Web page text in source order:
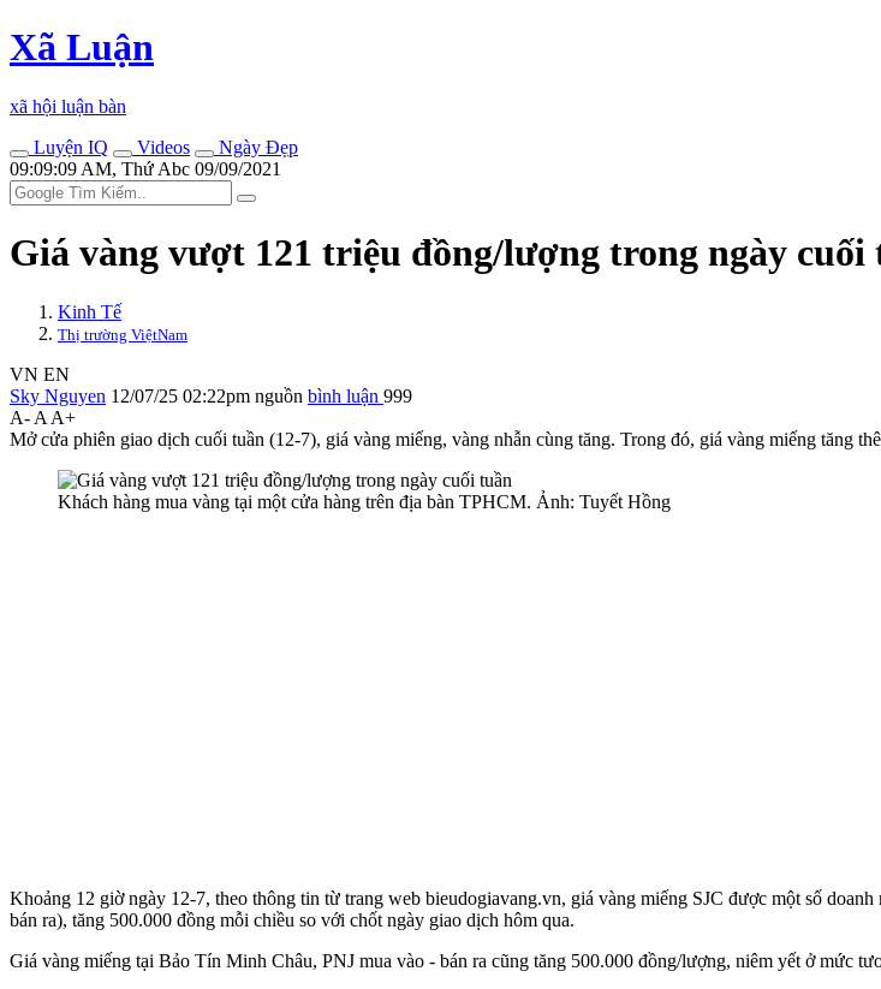
Xã Luận
xã hội luận bàn
Luyện IQ
Videos
Ngày Đẹp
09:09:09 AM, Thứ Abc 09/09/2021
Giá vàng vượt 121 triệu đồng/lượng trong ngày cuối
Kinh Tế
Thị trường ViệtNam
VN EN
Sky Nguyen 12/07/25 02:22pm nguồn bình luận 999
A- A A+
Mở cửa phiên giao dịch cuối tuần (12-7), giá vàng miếng, vàng nhẫn cùng tăng. Trong đó, giá vàng miếng tăng
Khách hàng mua vàng tại một cửa hàng trên địa bàn TPHCM. Ảnh: Tuyết Hồng
Khoảng 12 giờ ngày 12-7, theo thông tin từ trang web bieudogiavang.vn, giá vàng miếng SJC được một số
bán ra), tăng 500.000 đồng mỗi chiều so với chốt ngày giao dịch hôm qua.
Giá vàng miếng tại Bảo Tín Minh Châu, PNJ mua vào - bán ra cũng tăng 500.000 đồng/lượng, niêm yết ở mức